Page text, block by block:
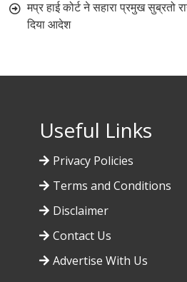
मप्र हाई कोर्ट ने सहारा प्रमुख सुब्रतो
दिया आदेश
Useful Links
Privacy Policies
Terms and Conditions
Disclaimer
Contact Us
Advertise With Us